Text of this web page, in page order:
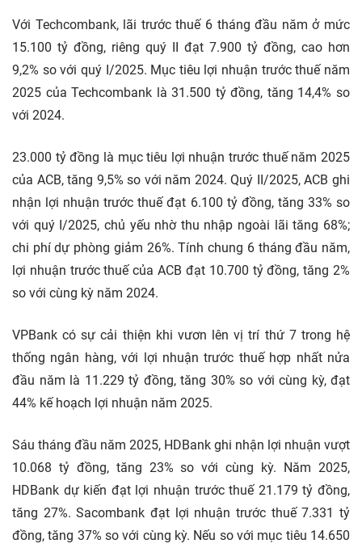
Với Techcombank, lãi trước thuế 6 tháng đầu năm ở mức
15.100 tỷ đồng, riêng quý II đạt 7.900 tỷ đồng, cao hơn
9,2% so với quý I/2025. Mục tiêu lợi nhuận trước thuế năm
2025 của Techcombank là 31.500 tỷ đồng, tăng 14,4% so
với 2024.
23.000 tỷ đồng là mục tiêu lợi nhuận trước thuế năm 2025
của ACB, tăng 9,5% so với năm 2024. Quý II/2025, ACB ghi
nhận lợi nhuận trước thuế đạt 6.100 tỷ đồng, tăng 33% so
với quý I/2025, chủ yếu nhờ thu nhập ngoài lãi tăng 68%;
chi phí dự phòng giảm 26%. Tính chung 6 tháng đầu năm,
lợi nhuận trước thuế của ACB đạt 10.700 tỷ đồng, tăng 2%
so với cùng kỳ năm 2024.
VPBank có sự cải thiện khi vươn lên vị trí thứ 7 trong hệ
thống ngân hàng, với lợi nhuận trước thuế hợp nhất nửa
đầu năm là 11.229 tỷ đồng, tăng 30% so với cùng kỳ, đạt
44% kế hoạch lợi nhuận năm 2025.
Sáu tháng đầu năm 2025, HDBank ghi nhận lợi nhuận vượt
10.068 tỷ đồng, tăng 23% so với cùng kỳ. Năm 2025,
HDBank dự kiến đạt lợi nhuận trước thuế 21.179 tỷ đồng,
tăng 27%. Sacombank đạt lợi nhuận trước thuế 7.331 tỷ
đồng, tăng 37% so với cùng kỳ. Nếu so với mục tiêu 14.650